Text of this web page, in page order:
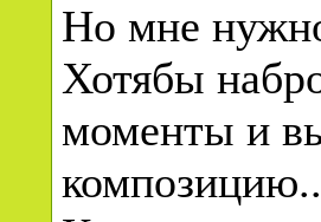
Но мне
Хотябы
моменты и